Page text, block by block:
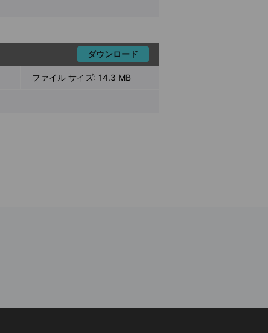
ダウンロード
ファイル サイズ: 14.3 MB